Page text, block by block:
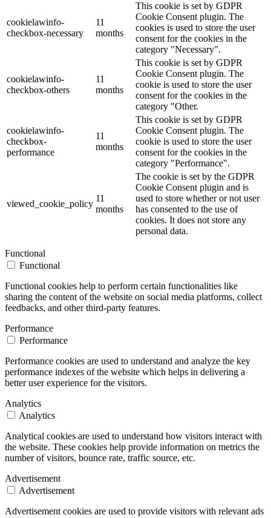
cookielawinfo-
checkbox-necessary
11
months
This cookie is set by GDPR
Cookie Consent plugin. The
cookies is used to store the user
consent for the cookies in the
category "Necessary".
cookielawinfo-
checkbox-others
11
months
This cookie is set by GDPR
Cookie Consent plugin. The
cookie is used to store the user
consent for the cookies in the
category "Other.
cookielawinfo-
checkbox-
performance
11
months
This cookie is set by GDPR
Cookie Consent plugin. The
cookie is used to store the user
consent for the cookies in the
category "Performance".
viewed_cookie_policy
11
months
The cookie is set by the GDPR
Cookie Consent plugin and is
used to store whether or not user
has consented to the use of
cookies. It does not store any
personal data.
Functional
Functional
Functional cookies help to perform certain functionalities like
sharing the content of the website on social media platforms, collect
feedbacks, and other third-party features.
Performance
Performance
Performance cookies are used to understand and analyze the key
performance indexes of the website which helps in delivering a
better user experience for the visitors.
Analytics
Analytics
Analytical cookies are used to understand how visitors interact with
the website. These cookies help provide information on metrics the
number of visitors, bounce rate, traffic source, etc.
Advertisement
Advertisement
Advertisement cookies are used to provide visitors with relevant ads